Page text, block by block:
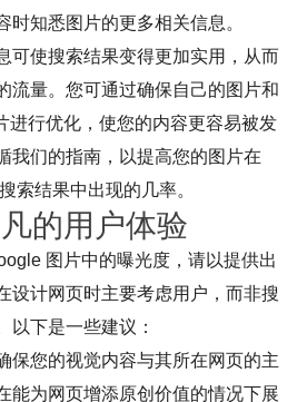
时知悉图片的更多相关信息。
可使搜索结果变得更加实用，从而
流量。您可通过确保自己的图片和
进行优化，使您的内容更容易被发
我们的指南，以提高您的图片在
索结果中出现的几率。
的用户体验
图片中的曝光度，请以提供出
设计网页时主要考虑用户，而非搜
以下是一些建议：
保您的视觉内容与其所在网页的主
能为网页增添原创价值的情况下展